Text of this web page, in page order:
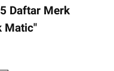
Daftar Merk
Matic"